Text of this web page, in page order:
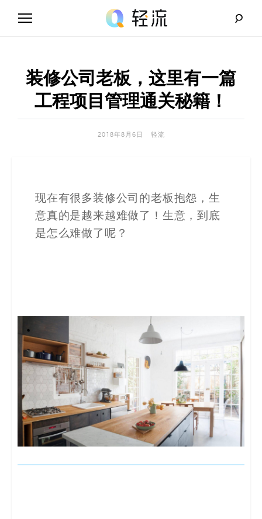
流
_
A
代
码
_
低
代
码
_
装修公司老板，这里有一篇
工程项目管理通关秘籍！
2018年8月6日 轻流
现在有很多装修公司的老板抱怨，生
意真的是越来越难做了！生意，到底
是怎么难做了呢？